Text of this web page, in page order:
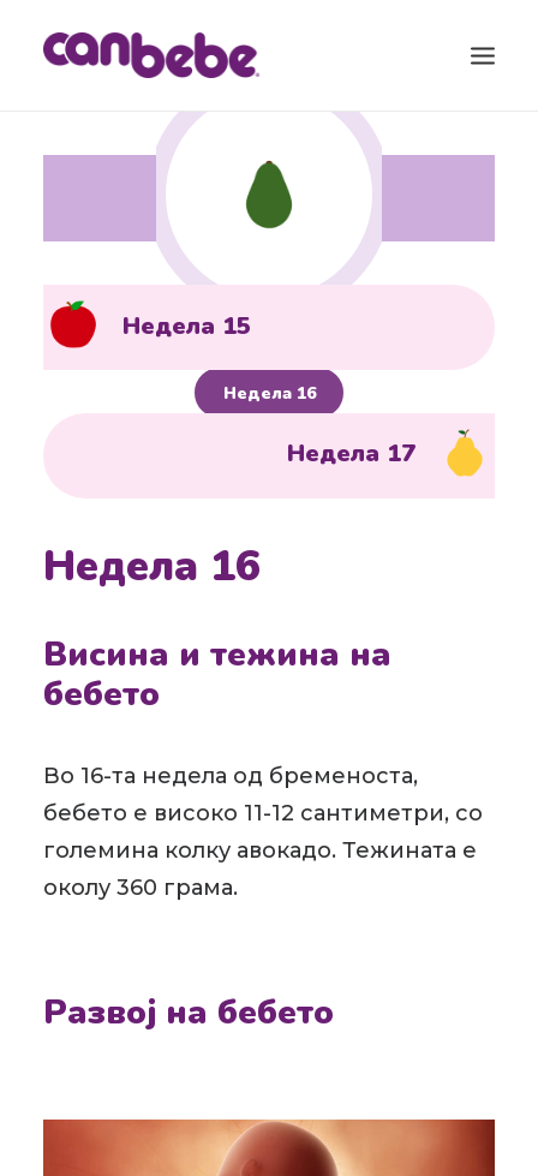
ПРОДУКТИ
КАЛЕНДАР ЗА БРЕМЕНОСТ
ТОРБА ЗА ВО БОЛНИЦА
SEARCH
Недела 16
Недела 15
Недела 17
Недела 16
Висина и тежина на
бебето
Во 16-та недела од бременоста,
бебето е високо 11-12 сантиметри, со
големина колку авокадо. Тежината е
околу 360 грама.
Развој на бебето